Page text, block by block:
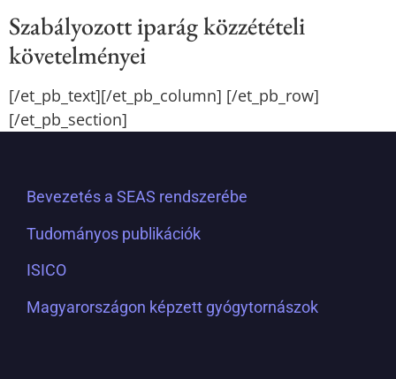
Szabályozott iparág közzétételi
követelményei
[/et_pb_text][/et_pb_column] [/et_pb_row]
[/et_pb_section]
Bevezetés a SEAS rendszerébe
Tudományos publikációk
ISICO
Magyarországon képzett gyógytornászok